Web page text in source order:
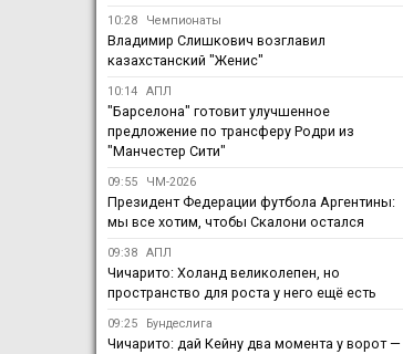
10:28 Чемпионаты
Владимир Слишкович возглавил
казахстанский "Женис"
10:14 АПЛ
"Барселона" готовит улучшенное
предложение по трансферу Родри из
"Манчестер Сити"
09:55 ЧМ-2026
Президент Федерации футбола Аргентины:
мы все хотим, чтобы Скалони остался
09:38 АПЛ
Чичарито: Холанд великолепен, но
пространство для роста у него ещё есть
09:25 Бундеслига
Чичарито: дай Кейну два момента у ворот —